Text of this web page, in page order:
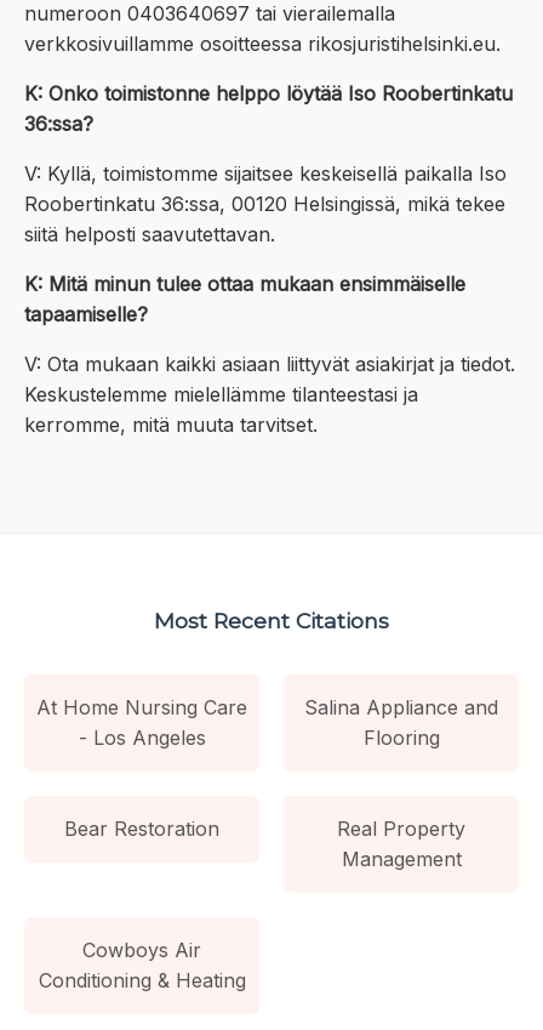
numeroon 0403640697 tai vierailemalla
verkkosivuillamme osoitteessa rikosjuristihelsinki.eu.
K: Onko toimistonne helppo löytää Iso Roobertinkatu
36:ssa?
V: Kyllä, toimistomme sijaitsee keskeisellä paikalla Iso
Roobertinkatu 36:ssa, 00120 Helsingissä, mikä tekee
siitä helposti saavutettavan.
K: Mitä minun tulee ottaa mukaan ensimmäiselle
tapaamiselle?
V: Ota mukaan kaikki asiaan liittyvät asiakirjat ja tiedot.
Keskustelemme mielellämme tilanteestasi ja
kerromme, mitä muuta tarvitset.
Most Recent Citations
At Home Nursing Care
- Los Angeles
Salina Appliance and
Flooring
Bear Restoration
Real Property
Management
Cowboys Air
Conditioning & Heating